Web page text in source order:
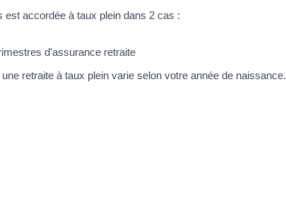
accordée à taux plein dans 2 cas :
d'assurance retraite
retraite à taux plein varie selon votre année de naissance.